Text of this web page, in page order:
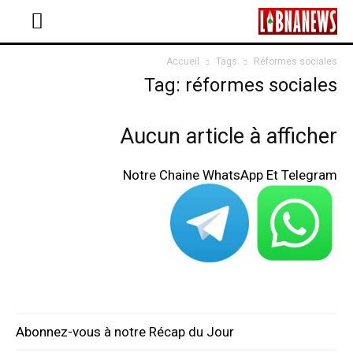
Accueil Tags Réformes sociales
Tag: réformes sociales
Aucun article à afficher
Notre Chaine WhatsApp Et Telegram
Abonnez-vous à notre Récap du Jour